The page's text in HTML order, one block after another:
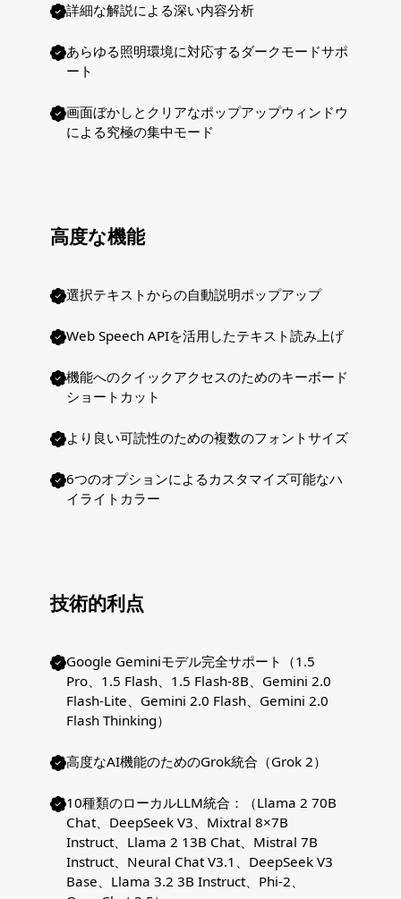
詳細な解説による深い内容分析
あらゆる照明環境に対応するダークモードサポ
ート
画面ぼかしとクリアなポップアップウィンドウ
による究極の集中モード
高度な機能
選択テキストからの自動説明ポップアップ
Web Speech APIを活用したテキスト読み上げ
機能へのクイックアクセスのためのキーボード
ショートカット
より良い可読性のための複数のフォントサイズ
6つのオプションによるカスタマイズ可能なハ
イライトカラー
技術的利点
Google Geminiモデル完全サポート（1.5
Pro、1.5 Flash、1.5 Flash-8B、Gemini 2.0
Flash-Lite、Gemini 2.0 Flash、Gemini 2.0
Flash Thinking）
高度なAI機能のためのGrok統合（Grok 2）
10種類のローカルLLM統合：（Llama 2 70B
Chat、DeepSeek V3、Mixtral 8×7B
Instruct、Llama 2 13B Chat、Mistral 7B
Instruct、Neural Chat V3.1、DeepSeek V3
Base、Llama 3.2 3B Instruct、Phi-2、